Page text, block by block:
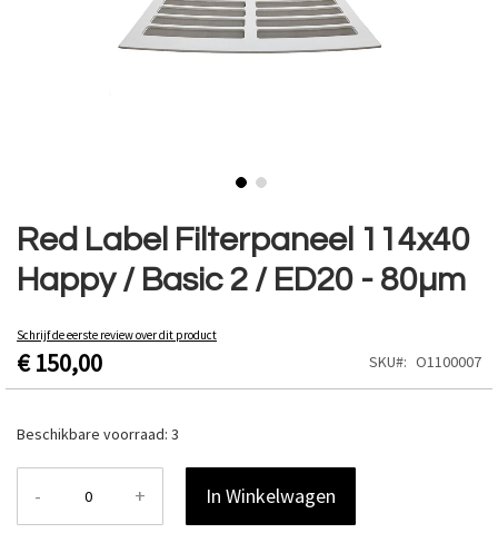
Red Label Filterpaneel 114x40
Happy / Basic 2 / ED20 - 80µm
Schrijf de eerste review over dit product
€ 150,00 SKU O1100007
Beschikbare voorraad: 3
- + In Winkelwagen
naar
het
begin
van
afbeeldingen-
gallerij